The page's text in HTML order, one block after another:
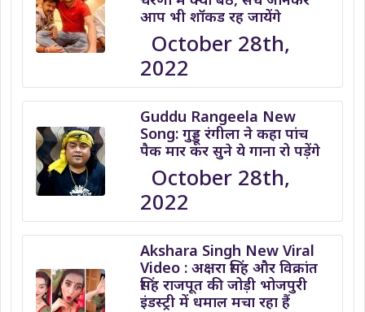
आप भी शॉकड रह जायेंगे
October 28th,
2022
Guddu Rangeela New
Song: गुड्डू रंगीला ने कहा पांच
पैक मार कर सुने ये गाना रो पड़ेंगे
October 28th,
2022
Akshara Singh New Viral
Video : अक्षरा सिंह और विक्रांत
सिंह राजपूत की जोड़ी भोजपुरी
इंडस्ट्री में धमाल मचा रहा हैं